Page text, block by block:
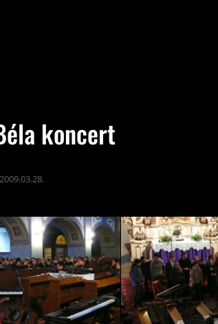
koncert
2009.03.28.